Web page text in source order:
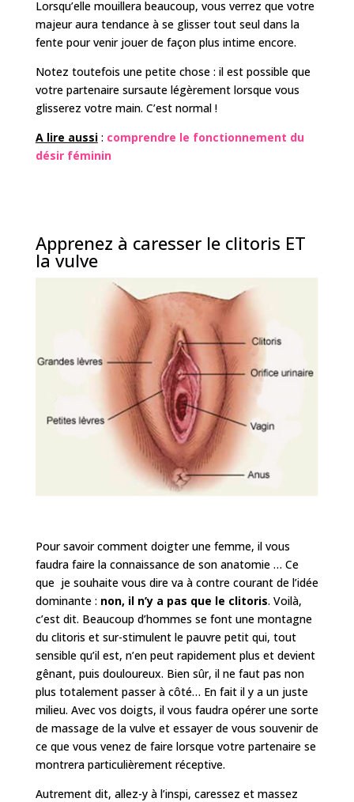
Lorsqu’elle mouillera beaucoup, vous verrez que votre
majeur aura tendance à se glisser tout seul dans la
fente pour venir jouer de façon plus intime encore.
Notez toutefois une petite chose : il est possible que
votre partenaire sursaute légèrement lorsque vous
glisserez votre main. C’est normal !
A lire aussi: comprendre le fonctionnement du
désir féminin
Apprenez à caresser le clitoris ET
la vulve
Pour savoir comment doigter une femme, il vous
faudra faire la connaissance de son anatomie … Ce
que je souhaite vous dire va à contre courant de l’idée
dominante : non, il n’y a pas que le clitoris. Voilà,
c’est dit. Beaucoup d’hommes se font une montagne
du clitoris et sur-stimulent le pauvre petit qui, tout
sensible qu’il est, n’en peut rapidement plus et devient
gênant, puis douloureux. Bien sûr, il ne faut pas non
plus totalement passer à côté… En fait il y a un juste
milieu. Avec vos doigts, il vous faudra opérer une sorte
de massage de la vulve et essayer de vous souvenir de
ce que vous venez de faire lorsque votre partenaire se
montrera particulièrement réceptive.
Autrement dit, allez-y à l’inspi, caressez et massez